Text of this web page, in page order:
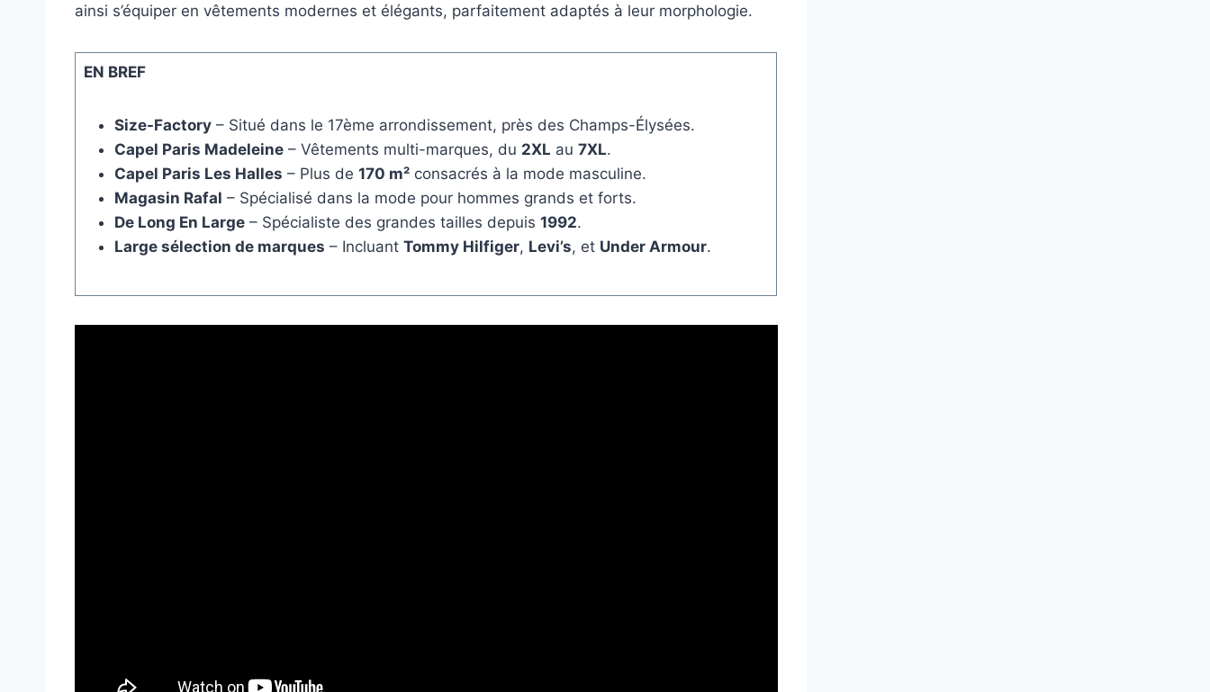
ainsi s’équiper en vêtements modernes et élégants, parfaitement adaptés à leur morphologie.
EN BREF
Size-Factory– Situé dans le 17ème arrondissement, près des Champs-Élysées.
Capel Paris Madeleine– Vêtements multi-marques, du 2XL au 7XL.
Capel Paris Les Halles – Plus de 170 m²consacrés à la mode masculine.
Magasin Rafal – Spécialisé dans la mode pour hommes grands et forts.
De Long En Large– Spécialiste des grandes tailles depuis 1992.
Large sélection de marques – Incluant Tommy Hilfiger, Levi’s, et Under Armour.